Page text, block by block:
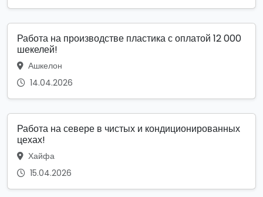
Работа на производстве пластика с оплатой 12 000
шекелей!
Ашкелон
14.04.2026
Работа на севере в чистых и кондиционированных
цехах!
Хайфа
15.04.2026